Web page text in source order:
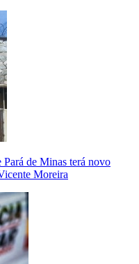
Pará de Minas terá novo
Moreira